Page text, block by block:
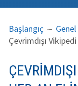
MENÜ
Hakkımda
İletişim
Başlangıç
Genel
Çevrimdışı